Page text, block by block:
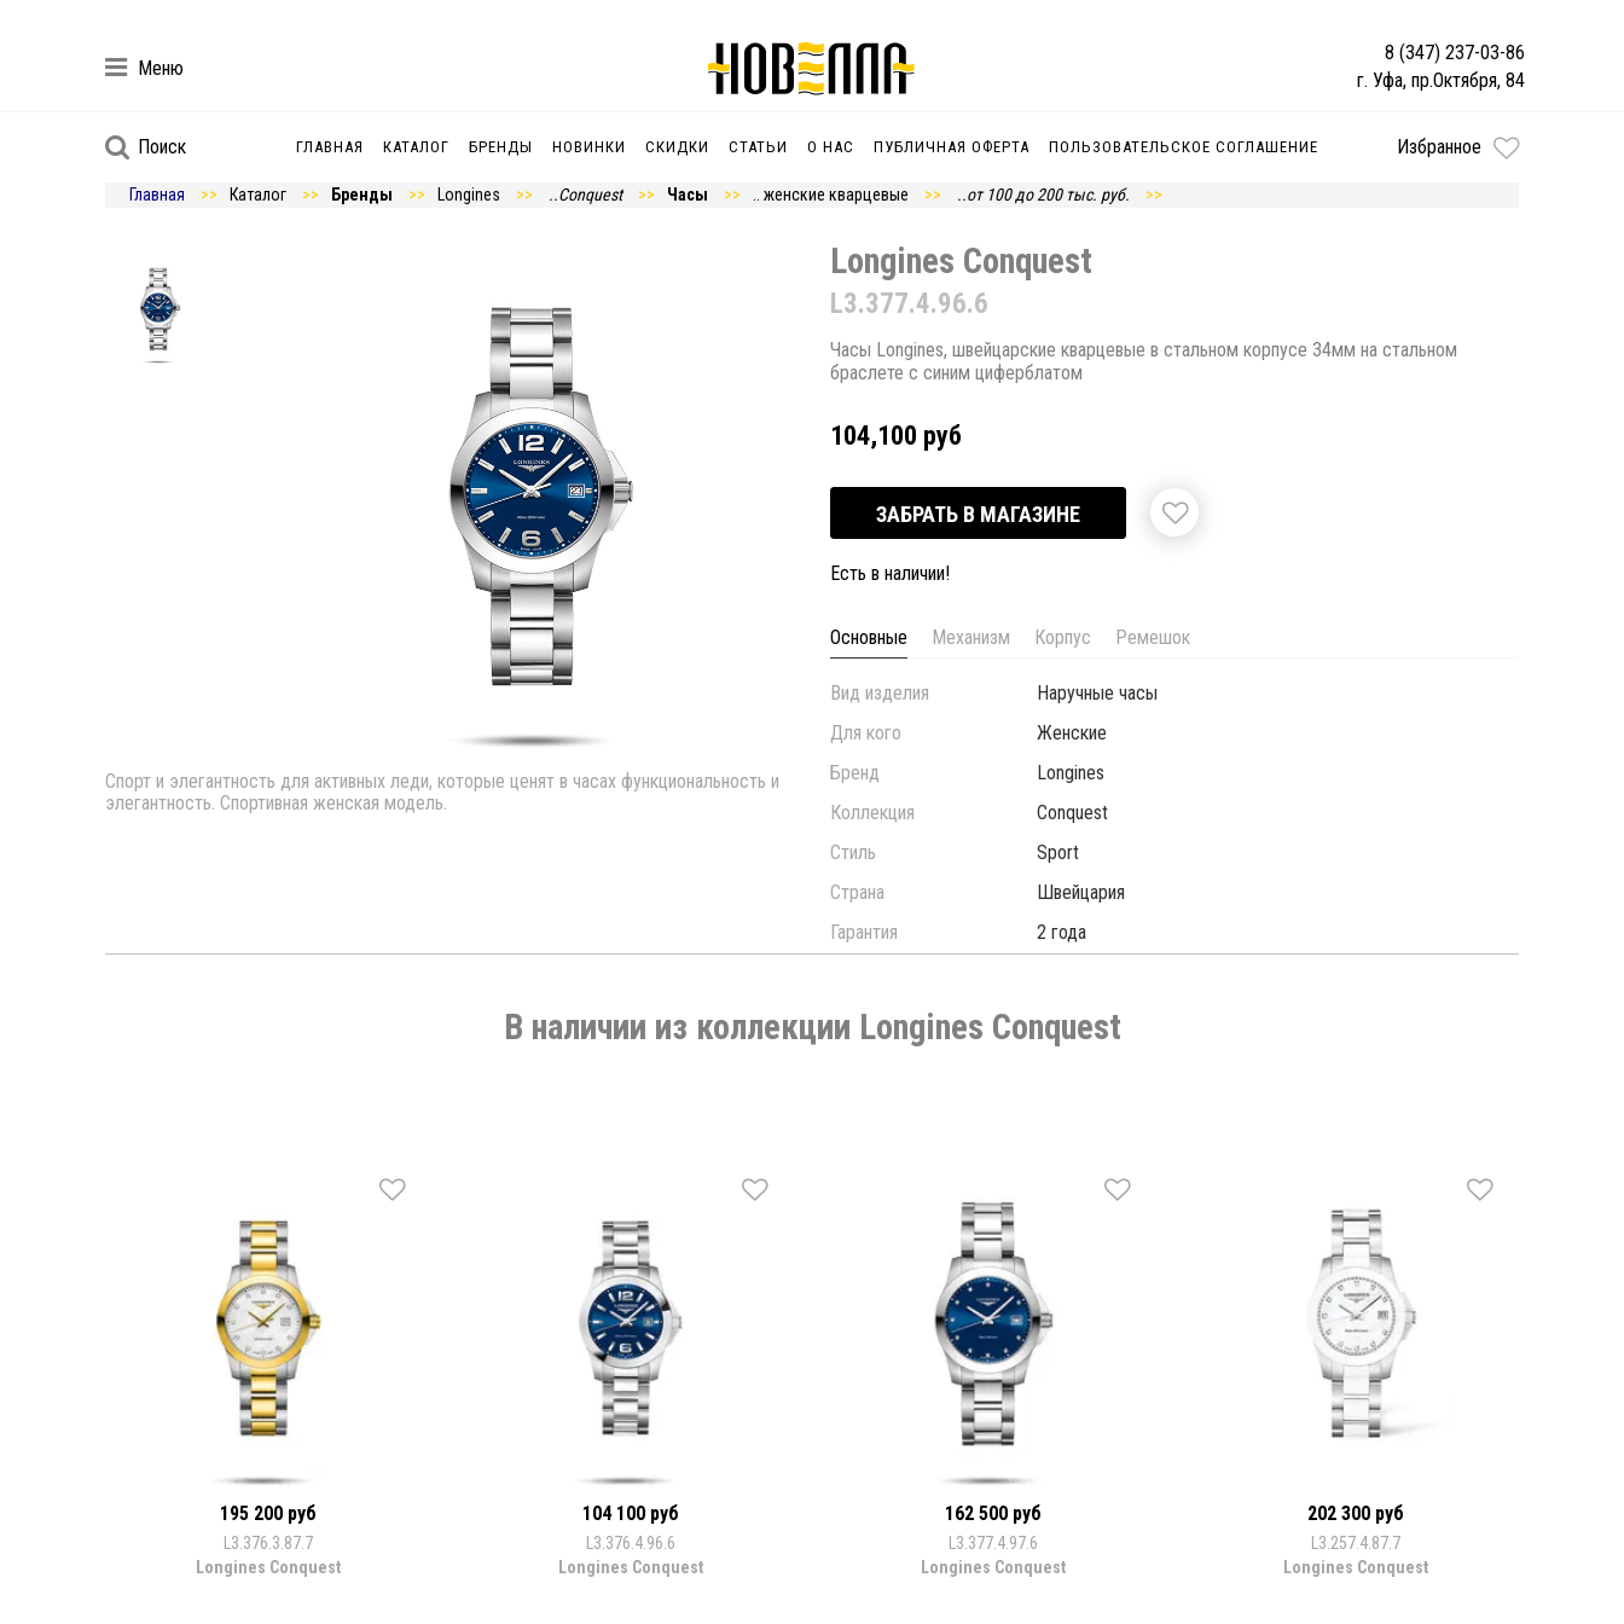
Меню
8 (347) 237-03-86
г. Уфа, пр.Октября, 84
Поиск ГЛАВНАЯ КАТАЛОГ БРЕНДЫ НОВИНКИ СКИДКИ СТАТЬИ О НАС ПУБЛИЧНАЯ ОФЕРТА ПОЛЬЗОВАТЕЛЬСКОЕ СОГЛАШЕНИЕ Избранное
Главная Каталог Бренды Longines ..Conquest Часы .. женские кварцевые ..от 100 до 200 тыс. руб.
Спорт и элегантность для активных леди, которые ценят в часах функциональность и
элегантность. Спортивная женская модель.
Longines Conquest
L3.377.4.96.6
Часы Longines, швейцарские кварцевые в стальном корпусе 34мм на стальном
браслете с синим циферблатом
104,100 руб
ЗАБРАТЬ В МАГАЗИНЕ
Есть в наличии!
Основные Механизм Корпус Ремешок
Вид изделия
Наручные часы
Для кого
Женские
Бренд
Longines
Коллекция
Conquest
Стиль
Sport
Страна
Швейцария
Гарантия
2 года
В наличии из коллекции Longines Conquest
195 200 руб
L3.376.3.87.7
Longines Conquest
104 100 руб
L3.376.4.96.6
Longines Conquest
162 500 руб
L3.377.4.97.6
Longines Conquest
202 300 руб
L3.257.4.87.7
Longines Conquest